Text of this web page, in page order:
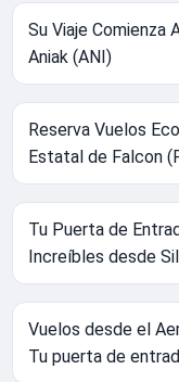
Su Viaje Comienza
Aniak (ANI)
Reserva Vuelos
Estatal de Falcon
Tu Puerta de
Increíbles desde
Vuelos desde el
Tu puerta de